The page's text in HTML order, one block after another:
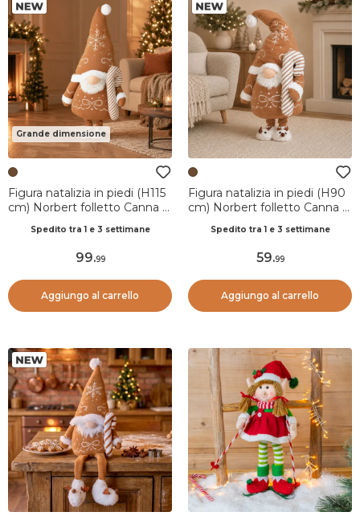
Grande dimensione
Figura natalizia in piedi (H115
cm) Norbert folletto Canna di
Spedito tra 1 e 3 settimane
99.99
Aggiungo al carrello
Figura natalizia in piedi (H90
cm) Norbert folletto Canna di
Spedito tra 1 e 3 settimane
59.99
Aggiungo al carrello